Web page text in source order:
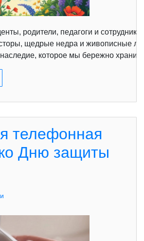
родители, педагоги и
щедрые недра и живописные
которое мы бережно
телефонная
Дню защиты